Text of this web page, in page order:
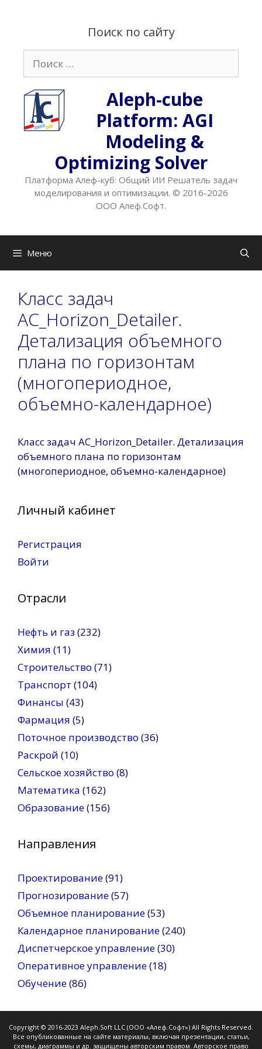
Поиск по сайту
Aleph-cube
Platform: AGI
Modeling &
Optimizing Solver
Платформа Алеф-куб: Общий ИИ Решатель задач
моделирования и оптимизации. © 2016-2026
ООО Алеф.Софт.
Меню
Класс задач
AC_Horizon_Detailer.
Детализация объемного
плана по горизонтам
(многопериодное,
объемно-календарное)
Класс задач AC_Horizon_Detailer. Детализация
объемного плана по горизонтам
(многопериодное, объемно-календарное)
Личный кабинет
Регистрация
Войти
Отрасли
Нефть и газ (232)
Химия (11)
Строительство (71)
Транспорт (104)
Финансы (43)
Фармация (5)
Поточное производство (36)
Раскрой (10)
Сельское хозяйство (8)
Математика (162)
Образование(156)
Направления
Проектирование(91)
Прогнозирование(57)
Объемное планирование(53)
Календарное планирование(240)
Диспетчерское управление(30)
Оперативное управление(18)
Обучение(86)
Copyright © 2016-2023 Aleph.Soft LLC (ООО «Алеф.Софт») All Rights Reserved.
Все опубликованные на сайте материалы, включая презентации, статьи,
схемы, диаграммы и др. защищены авторским правом. Авторское право